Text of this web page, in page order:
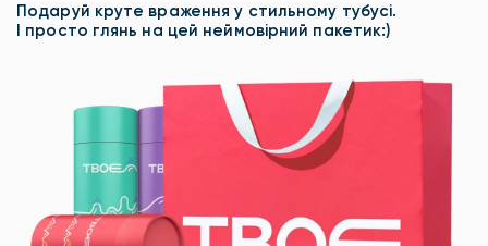
Подаруй круте враження у стильному тубусі.
І просто глянь на цей неймовірний пакетик:)